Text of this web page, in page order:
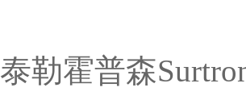
泰勒霍普森